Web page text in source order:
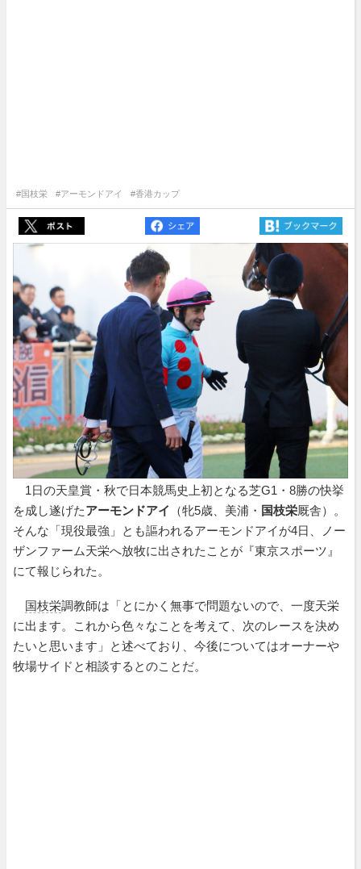
#国枝栄 #アーモンドアイ #香港カップ
1日の天皇賞・秋で日本競馬史上初となる芝G1・8勝の快挙
を成し遂げたアーモンドアイ （牝5歳、美浦・ 国枝栄厩舎）。
そんな「現役最強」とも謳われるアーモンドアイが4日、ノー
ザンファーム天栄へ放牧に出されたことが『東京スポーツ』
にて報じられた。
国枝栄調教師は「とにかく無事で問題ないので、一度天栄
に出ます。これから色々なことを考えて、次のレースを決め
たいと思います」と述べており、今後についてはオーナーや
牧場サイドと相談するとのことだ。